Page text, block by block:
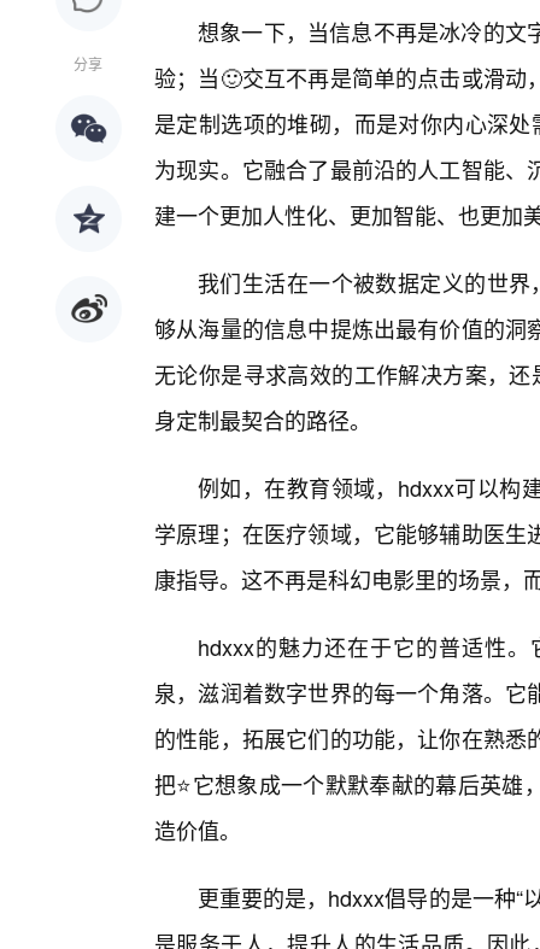
分享
想象一下，当信息不再是冰冷的文
验；当🙂交互不再是简单的点击或滑
是定制选项的堆砌，而是对你内心深
为现实。它融合了最前沿的人工智能
建一个更加人性化、更加智能、也更加
我们生活在一个被数据定义的世
够从海量的信息中提炼出最有价值的
无论你是寻求高效的工作解决方案，
身定制最契合的路径。
例如，在教育领域，hdxxx可以构
学原理；在医疗领域，它能够辅助医
康指导。这不再是科幻电影里的场景，
hdxxx的魅力还在于它的普适性
泉，滋润着数字世界的每一个角落。
的性能，拓展它们的功能，让你在熟
把⭐它想象成一个默默奉献的幕后英
造价值。
更重要的是，hdxxx倡导的是一种“